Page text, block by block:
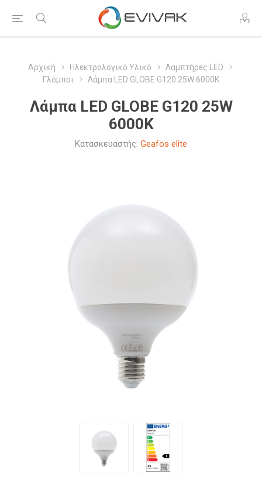
Αρχική Ηλεκτρολογικό Υλικό
Λαμπτήρες LED
Γλόμποι
Λάμπα LED GLOBE G120 25W 6000Κ
Λάμπα LED GLOBE G120 25W
6000Κ
Κατασκευαστής: Geafos elite